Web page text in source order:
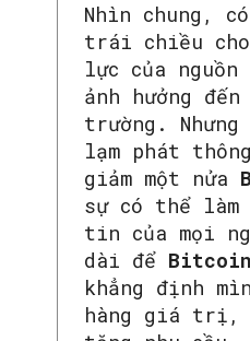
Nhìn chung,
​​trái chiều cho
lực của nguồn
ảnh hưởng
trường. Nhưng
lạm phát
giảm một nửa
sự có thể làm
tin của mọi
dài để Bitcoin
khẳng định
hàng giá trị,